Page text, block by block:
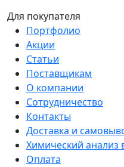
Для покупателя
Портфолио
Акции
Статьи
Поставщикам
О компании
Сотрудничество
Контакты
Доставка и
Химический анализ
Оплата